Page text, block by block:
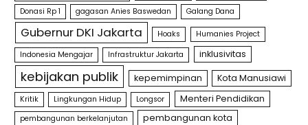
Donasi Rp 1
gagasan Anies Baswedan Galang Dana
Gubernur DKI Jakarta Hoaks
Humanies Project
Indonesia Mengajar
Infrastruktur Jakarta inklusivitas
kebijakan publik kepemimpinan Kota Manusiawi
Kritik Lingkungan Hidup Longsor Menteri Pendidikan
pembangunan berkelanjutan pembangunan kota